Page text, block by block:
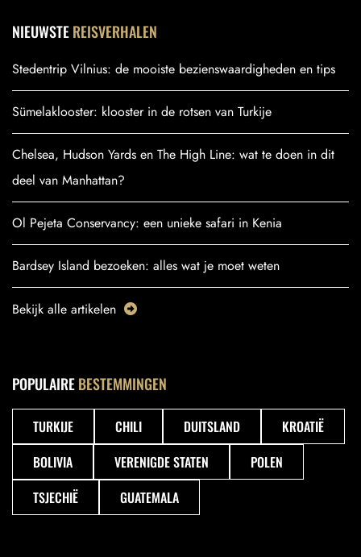
NIEUWSTEREISVERHALEN
Stedentrip Vilnius: de mooiste bezienswaardigheden en tips
Sümelaklooster: klooster in de rotsen van Turkije
Chelsea, Hudson Yards en The High Line: wat te doen in dit
deel van Manhattan?
Ol Pejeta Conservancy: een unieke safari in Kenia
Bardsey Island bezoeken: alles wat je moet weten
Bekijk alle artikelen
POPULAIREBESTEMMINGEN
TURKIJE CHILI DUITSLAND
KROATIË
BOLIVIA
VERENIGDE STATEN
POLEN
TSJECHIË
GUATEMALA